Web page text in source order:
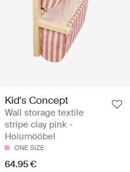
Kid's Concept
Wall storage textile
stripe clay pink -
Hoiumööbel
ONE SIZE
64.95 €